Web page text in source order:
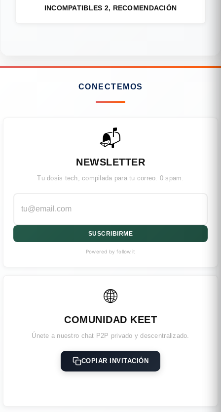
INCOMPATIBLES 2, RECOMENDACIÓN
CONECTEMOS
📬
NEWSLETTER
Tu dosis tech, compilada para tu correo. 0 spam.
SUSCRIBIRME
Powered by follow.it
🌐
COMUNIDAD KEET
Únete a nuestro chat P2P privado y descentralizado.
COPIAR INVITACIÓN